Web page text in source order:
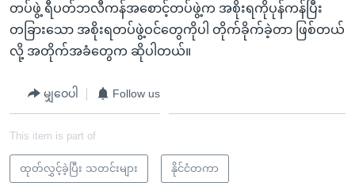
တပ်ဖွဲ့ ရီပတ်ဘလီကန်အစောင့်တပ်ဖွဲ့က အစိုးရကိုပုန်ကန်ပြီး
တခြားသော အစိုးရတပ်ဖွဲ့ဝင်တွေကိုပါ တိုက်ခိုက်ခဲ့တာ ဖြစ်တယ်
လို့ အတိုက်အခံတွေက ဆိုပါတယ်။
မျှဝေပါ Follow us
This item is part of
ထုတ်လွှင့်ခဲ့ပြီး သတင်းများ နိုင်ငံတကာ